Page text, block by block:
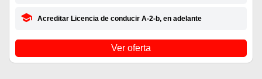
Acreditar Licencia de conducir A-2-b, en adelante
Ver oferta